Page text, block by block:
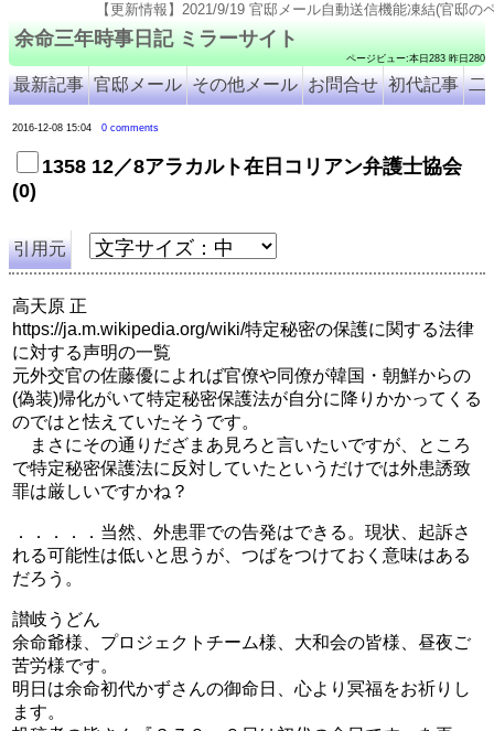
余命三年時事日記 ミラーサイト
ページビュー:本日283 昨日280
最新記事 官邸メール その他メール お問合せ 初代記事 二
2016-12-08 15:04 0 comments
1358 12／8アラカルト在日コリアン弁護士協会
(0)
引用元
高天原 正
https://ja.m.wikipedia.org/wiki/特定秘密の保護に関する法律
に対する声明の一覧
元外交官の佐藤優によれば官僚や同僚が韓国・朝鮮からの
(偽装)帰化がいて特定秘密保護法が自分に降りかかってくる
のではと怯えていたそうです。
まさにその通りだざまあ見ろと言いたいですが、ところ
で特定秘密保護法に反対していたというだけでは外患誘致
罪は厳しいですかね？
．．．．．当然、外患罪での告発はできる。現状、起訴さ
れる可能性は低いと思うが、つばをつけておく意味はある
だろう。
讃岐うどん
余命爺様、プロジェクトチーム様、大和会の皆様、昼夜ご
苦労様です。
明日は余命初代かずさんの御命日、心より冥福をお祈りし
ます。
【更新情報】2021/9/19 官邸メール自動送信機能凍結(官邸のペー